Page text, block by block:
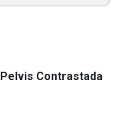
Contrastada